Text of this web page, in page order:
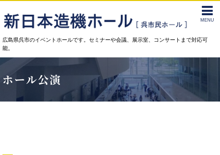
広島県呉市のイベントホールです。セミナーや会議、展示室、コンサートまで対応可
能。
ホール公演
MENU